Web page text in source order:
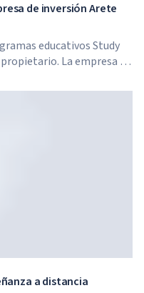
de inversión Arete
educativos Study
La empresa ha
superior creada por
a distancia